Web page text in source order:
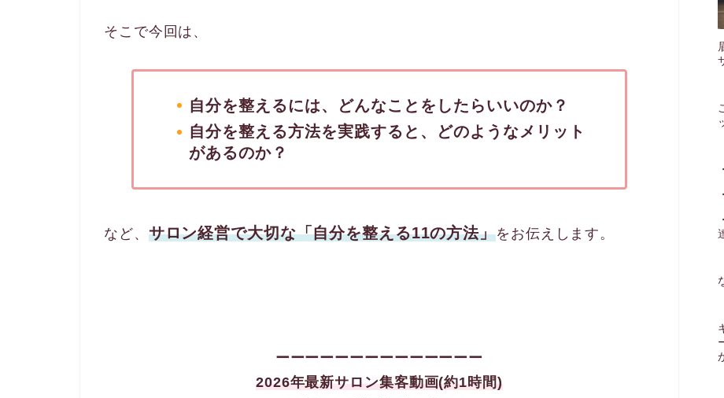
そこで今回は、
自分を整えるには、どんなことをしたらいいのか？
自分を整える方法を実践すると、どのようなメリット
があるのか？
など、 サロン経営で大切な「自分を整える11の方法」をお伝えします。
ーーーーーーーーーーーーーー
2026年最新サロン集客動画(約1時間)